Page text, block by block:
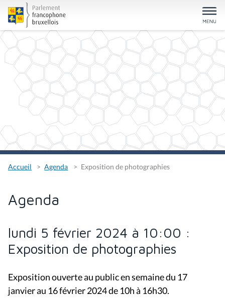
Accueil Agenda Exposition de photographies
Agenda
lundi 5 février 2024 à 10:00 :
Exposition de photographies
Exposition ouverte au public en semaine du 17
janvier au 16 février 2024 de 10h à 16h30.